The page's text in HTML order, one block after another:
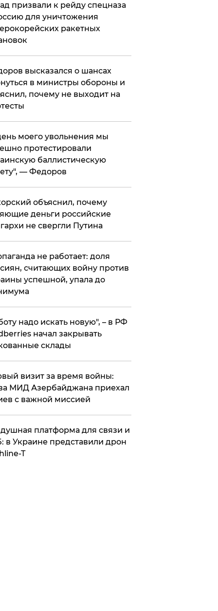
призвали к рейду спецназа
для уничтожения
ракетных
высказался о шансах
в министры обороны и
почему не выходит на
моего увольнения мы
протестировали
баллистическую
— Федоров
объяснил, почему
деньги российские
не свергли Путина
не работает: доля
считающих войну против
успешной, упала до
надо искать новую", – в РФ
начал закрывать
склады
визит за время войны:
МИД Азербайджана приехал
с важной миссией
платформа для связи и
в Украине представили дрон
T